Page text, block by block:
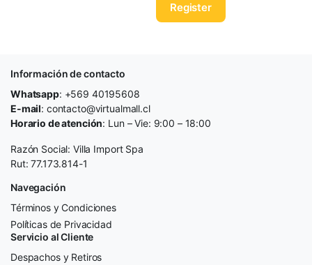
Register
Información de contacto
Whatsapp: +569 40195608
E-mail: contacto@virtualmall.cl
Horario de atención: Lun – Vie: 9:00 – 18:00
Razón Social: Villa Import Spa
Rut: 77.173.814-1
Navegación
Términos y Condiciones
Políticas de Privacidad
Servicio al Cliente
Despachos y Retiros